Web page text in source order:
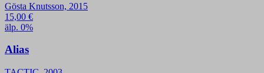
Gösta Knutsson, 2015
15,00 €
älp. 0%
Alias